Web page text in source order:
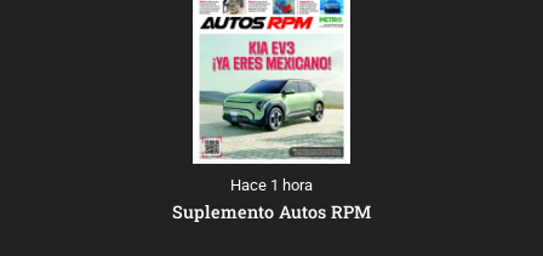
Hace 1 hora
Suplemento Autos RPM